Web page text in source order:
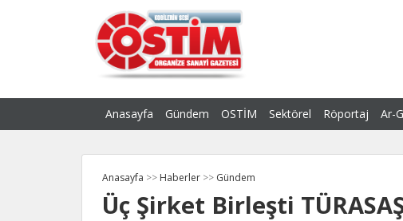
Anasayfa Gündem OSTİM Sektörel Röportaj Ar-
Anasayfa >> Haberler >> Gündem
Üç Şirket Birleşti